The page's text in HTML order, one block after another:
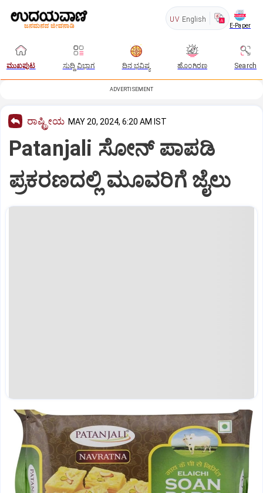
UV English
E-Paper
ಮುಖಪುಟ ಸುದ್ದಿ ವಿಭಾಗ ದಿನ ಭವಿಷ್ಯ ಹೊಂಗಿರಣ Search
ADVERTISEMENT
ರಾಷ್ಟ್ರೀಯ MAY 20, 2024, 6:20 AM IST
Patanjali ಸೋನ್‌ ಪಾಪಡಿ
ಪ್ರಕರಣದಲ್ಲಿ ಮೂವರಿಗೆ ಜೈಲು